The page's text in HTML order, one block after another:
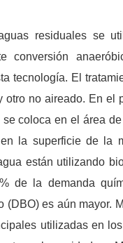
residuales se
conversión
tecnología. El
otro no aireado. En
coloca en el área
la superficie de la
están utilizando
de la demanda
es aún mayor.
utilizadas en